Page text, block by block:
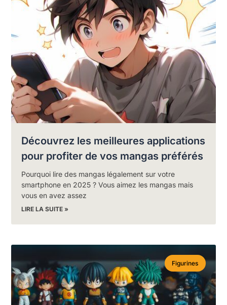
Découvrez les meilleures applications
pour profiter de vos mangas préférés
Pourquoi lire des mangas légalement sur votre
smartphone en 2025 ? Vous aimez les mangas mais
vous en avez assez
LIRE LA SUITE »
Figurines